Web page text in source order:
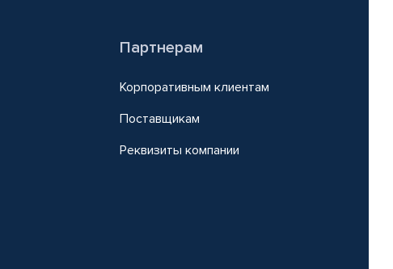
Партнерам
Корпоративным клиентам
Поставщикам
Реквизиты компании